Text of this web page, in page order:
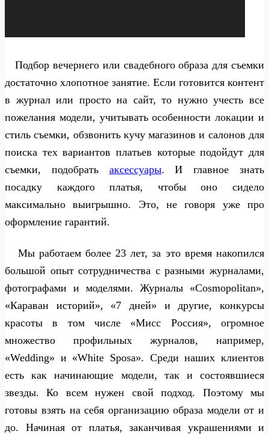
Подбор вечернего или свадебного образа для съемки
достаточно хлопотное занятие. Если готовится контент
в журнал или просто на сайт, то нужно учесть все
пожелания модели, учитывать особенности локации и
стиль съемки, обзвонить кучу магазинов и салонов для
поиска тех вариантов платьев которые подойдут для
съемки, подобрать аксессуары. И главное знать
посадку каждого платья, чтобы оно сидело
максимально выигрышно. Это, не говоря уже про
оформление гарантий.
Мы работаем более 23 лет, за это время накопился
большой опыт сотрудничества с разными журналами,
фотографами и моделями. Журналы «Cosmopolitan»,
«Караван историй», «7 дней» и другие, конкурсы
красоты в том числе «Мисс Россия», огромное
множество профильных журналов, например,
«Wedding» и «White Sposa». Среди наших клиентов
есть как начинающие модели, так и состоявшиеся
звезды. Ко всем нужен свой подход. Поэтому мы
готовы взять на себя организацию образа модели от и
до. Начиная от платья, заканчивая украшениями и